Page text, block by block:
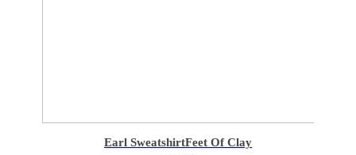
Earl SweatshirtFeet Of Clay